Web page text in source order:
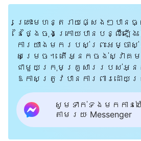
ដែរ»(វិវរណៈ ៣:២០)។ ខ្ញុំរំ
ពេលអានទៅឃើញព្រះអម្ចាស់
ច្បាស់ៗថា ទ្រង់នឹងគោះទ្វា
ទ្រង់នឹងគោះទ្វារដូចម្ដេចទៅ
ទ្រង់នឹងយាងមកវិញឆាប់ៗមែ
មានបំណងចង់ស្វែងរកបន្
គ្រោះមហន្តរាយផ្សេងៗបានធ្
នៃថ្ងៃចុងក្រោយបានបន្លឺឡើង
ការយាងមករបស់ព្រះអម្ចា
សម្រេច។ តើអ្នកចង់ស្វាគ
ជាមួយក្រុមគ្រួសាររបស់អ្ន
ឱកាសត្រូវបានការពារដោយព្រ
សូមទាក់ទងមកកាន់
តាមរយៈ Messenger